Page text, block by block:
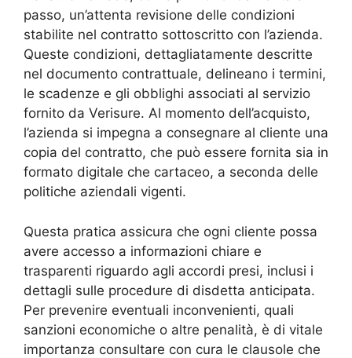
passo, un’attenta revisione delle condizioni
stabilite nel contratto sottoscritto con l’azienda.
Queste condizioni, dettagliatamente descritte
nel documento contrattuale, delineano i termini,
le scadenze e gli obblighi associati al servizio
fornito da Verisure. Al momento dell’acquisto,
l’azienda si impegna a consegnare al cliente una
copia del contratto, che può essere fornita sia in
formato digitale che cartaceo, a seconda delle
politiche aziendali vigenti.
Questa pratica assicura che ogni cliente possa
avere accesso a informazioni chiare e
trasparenti riguardo agli accordi presi, inclusi i
dettagli sulle procedure di disdetta anticipata.
Per prevenire eventuali inconvenienti, quali
sanzioni economiche o altre penalità, è di vitale
importanza consultare con cura le clausole che